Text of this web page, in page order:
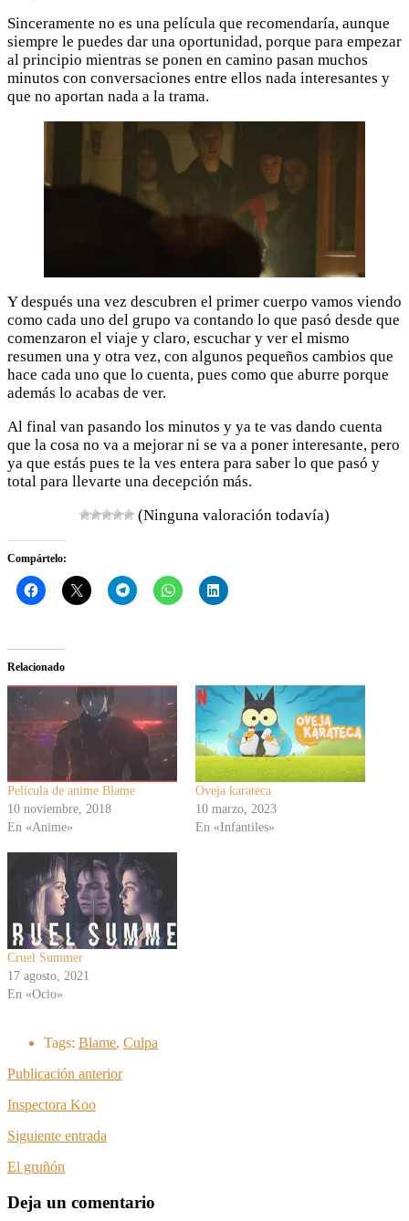
Sinceramente no es una película que recomendaría, aunque
siempre le puedes dar una oportunidad, porque para empezar
al principio mientras se ponen en camino pasan muchos
minutos con conversaciones entre ellos nada interesantes y
que no aportan nada a la trama.
Y después una vez descubren el primer cuerpo vamos viendo
como cada uno del grupo va contando lo que pasó desde que
comenzaron el viaje y claro, escuchar y ver el mismo
resumen una y otra vez, con algunos pequeños cambios que
hace cada uno que lo cuenta, pues como que aburre porque
además lo acabas de ver.
Al final van pasando los minutos y ya te vas dando cuenta
que la cosa no va a mejorar ni se va a poner interesante, pero
ya que estás pues te la ves entera para saber lo que pasó y
total para llevarte una decepción más.
(Ninguna valoración todavía)
Compártelo:
Relacionado
Película de anime Blame
10 noviembre, 2018
En «Anime»
Oveja karateca
10 marzo, 2023
En «Infantiles»
Cruel Summer
17 agosto, 2021
En «Ocio»
Tags: Blame, Culpa
Publicación anterior
Inspectora Koo
Siguiente entrada
El gruñón
Deja un comentario